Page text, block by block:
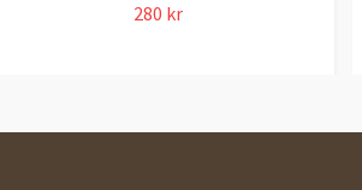
280 kr